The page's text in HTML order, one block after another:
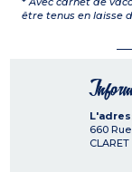
être tenus en laisse
660
CLARET